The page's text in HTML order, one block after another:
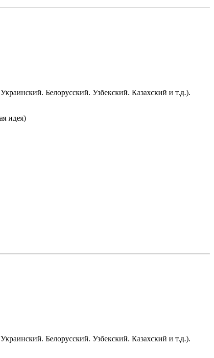
Белорусский. Узбекский. Казахский и т.д.).
идея)
Белорусский. Узбекский. Казахский и т.д.).